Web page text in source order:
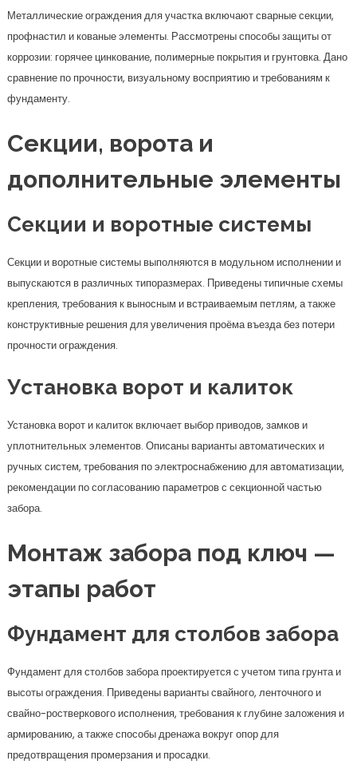
Металлические ограждения для участка включают сварные секции,
профнастил и кованые элементы. Рассмотрены способы защиты от
коррозии: горячее цинкование, полимерные покрытия и грунтовка. Дано
сравнение по прочности, визуальному восприятию и требованиям к
фундаменту.
Секции, ворота и
дополнительные элементы
Секции и воротные системы
Секции и воротные системы выполняются в модульном исполнении и
выпускаются в различных типоразмерах. Приведены типичные схемы
крепления, требования к выносным и встраиваемым петлям, а также
конструктивные решения для увеличения проёма въезда без потери
прочности ограждения.
Установка ворот и калиток
Установка ворот и калиток включает выбор приводов, замков и
уплотнительных элементов. Описаны варианты автоматических и
ручных систем, требования по электроснабжению для автоматизации,
рекомендации по согласованию параметров с секционной частью
забора.
Монтаж забора под ключ —
этапы работ
Фундамент для столбов забора
Фундамент для столбов забора проектируется с учетом типа грунта и
высоты ограждения. Приведены варианты свайного, ленточного и
свайно-ростверкового исполнения, требования к глубине заложения и
армированию, а также способы дренажа вокруг опор для
предотвращения промерзания и просадки.